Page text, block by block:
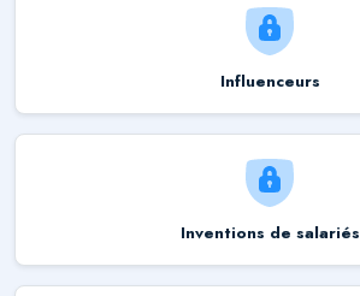
Influenceurs
Inventions de salariés